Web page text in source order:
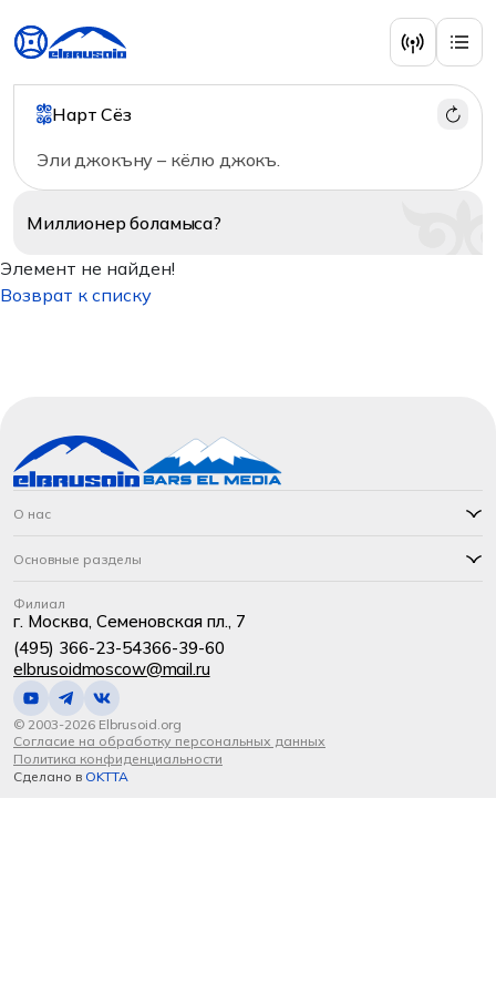
Нарт Сёз
Эли джокъну – кёлю джокъ.
Миллионерболамыса?
Элемент не найден!
Возврат к списку
О нас
Основные разделы
Филиал
г. Москва, Семеновская пл., 7
(495) 366-23-54366-39-60
elbrusoidmoscow@mail.ru
© 2003-2026 Elbrusoid.org
Согласие на обработку персональных данных
Политика конфиденциальности
Сделано в OKTTA